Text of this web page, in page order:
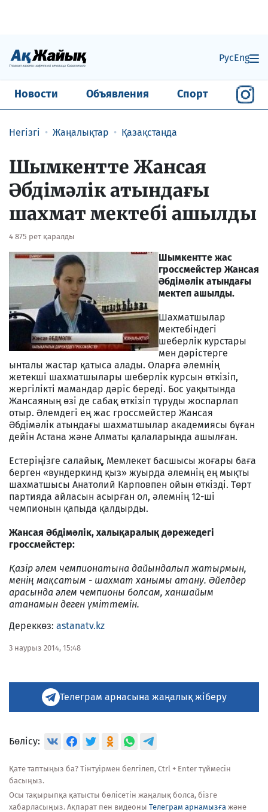
РусEng
Новости Объявления Спорт
Негізгі Жаңалықтар Қазақстанда
Шымкентте Жансая
Әбдімәлік атындағы
шахмат мектебі ашылды
4 875 рет қаралды
Шымкентте жас
гроссмейстер Жансая
Әбдімәлік атындағы
мектеп ашылды.
Шахматшылар
мектебіндегі
шеберлік курстары
мен дәрістерге
ынталы жастар қатыса алады. Оларға әлемнің
жетекші шахматшылары шеберлік курсын өткізіп,
жергілікті мамандар дәріс береді. Бос уақытында
Жансаяның өзі де сабақ өткізіп тұруды жоспарлап
отыр. Әлемдегі ең жас гроссмейстер Жансая
Әбдімәлік атындағы шахматшылар академиясы бұған
дейін Астана және Алматы қалаларында ашылған.
Естеріңізге салайық, Мемлекет басшысы жоғары баға
берген «вундеркинд қыз» жуырда әлемнің ең мықты
шахматшысы Анатолий Карповпен ойын өткізді. Төрт
партияда айласын асырған ол, әлемнің 12-ші
чемпионын қапыда қалдырды.
Жансая Әбдімәлік, халықаралық дәрежедегі
гроссмейстер:
Қазір әлем чемпионатына дайындалып жатырмын,
менің мақсатым - шахмат ханымы атану. Әйелдер
арасында әлем чемпионы болсам, ханшайым
атанамын деген үміттемін.
Дереккөз: astanatv.kz
3 наурыз 2014, 15:48
Телеграм арнасына жаңалық жіберу
Бөлісу:
Қате таптыңыз ба? Тінтуірмен белгілеп, Ctrl + Enter түймесін
басыңыз.
Осы тақырыпқа қатысты бөлісетін жаңалық болса, бізге
хабарласыңыз. Ақпарат пен видеоны Телеграм арнамызға және